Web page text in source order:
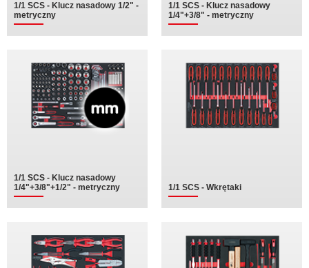
1/1 SCS - Klucz nasadowy 1/2" -
metryczny
1/1 SCS - Klucz nasadowy
1/4"+3/8" - metryczny
1/1 SCS - Klucz nasadowy
1/4"+3/8"+1/2" - metryczny
1/1 SCS - Wkrętaki